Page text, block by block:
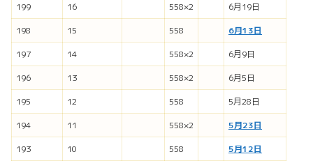
199
16 558×2
6月19日
198
15 558
6月13日
197
14 558×2
6月9日
196
13 558×2
6月5日
195
12 558
5月28日
194
11 558×2
5月23日
193
10 558
5月12日